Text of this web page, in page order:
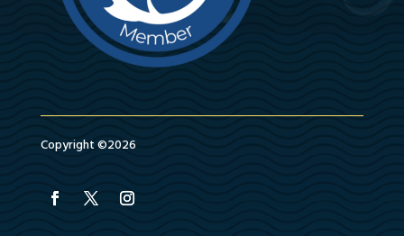
Copyright ©2026